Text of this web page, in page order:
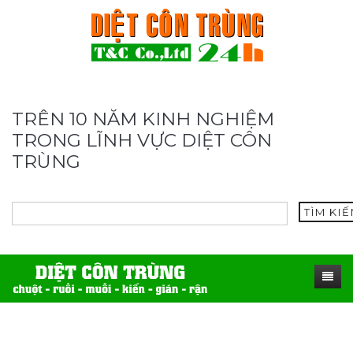
TRÊN 10 NĂM KINH NGHIỆM
TRONG LĨNH VỰC DIỆT CÔN
TRÙNG
TÌM